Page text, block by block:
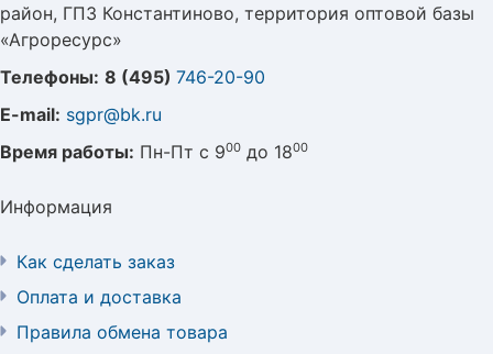
район, ГПЗ Константиново, территория оптовой базы
«Агроресурс»
Телефоны: 8 (495) 746-20-90
E-mail: sgpr@bk.ru
Время работы: Пн-Пт с 900 до 1800
Информация
Как сделать заказ
Оплата и доставка
Правила обмена товара